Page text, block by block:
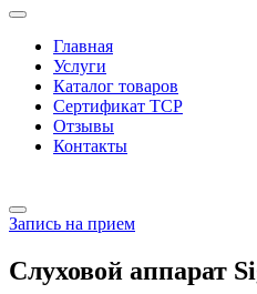
Главная
Услуги
Каталог товаров
Сертификат TCP
Отзывы
Контакты
Запись на прием
Слуховой аппарат